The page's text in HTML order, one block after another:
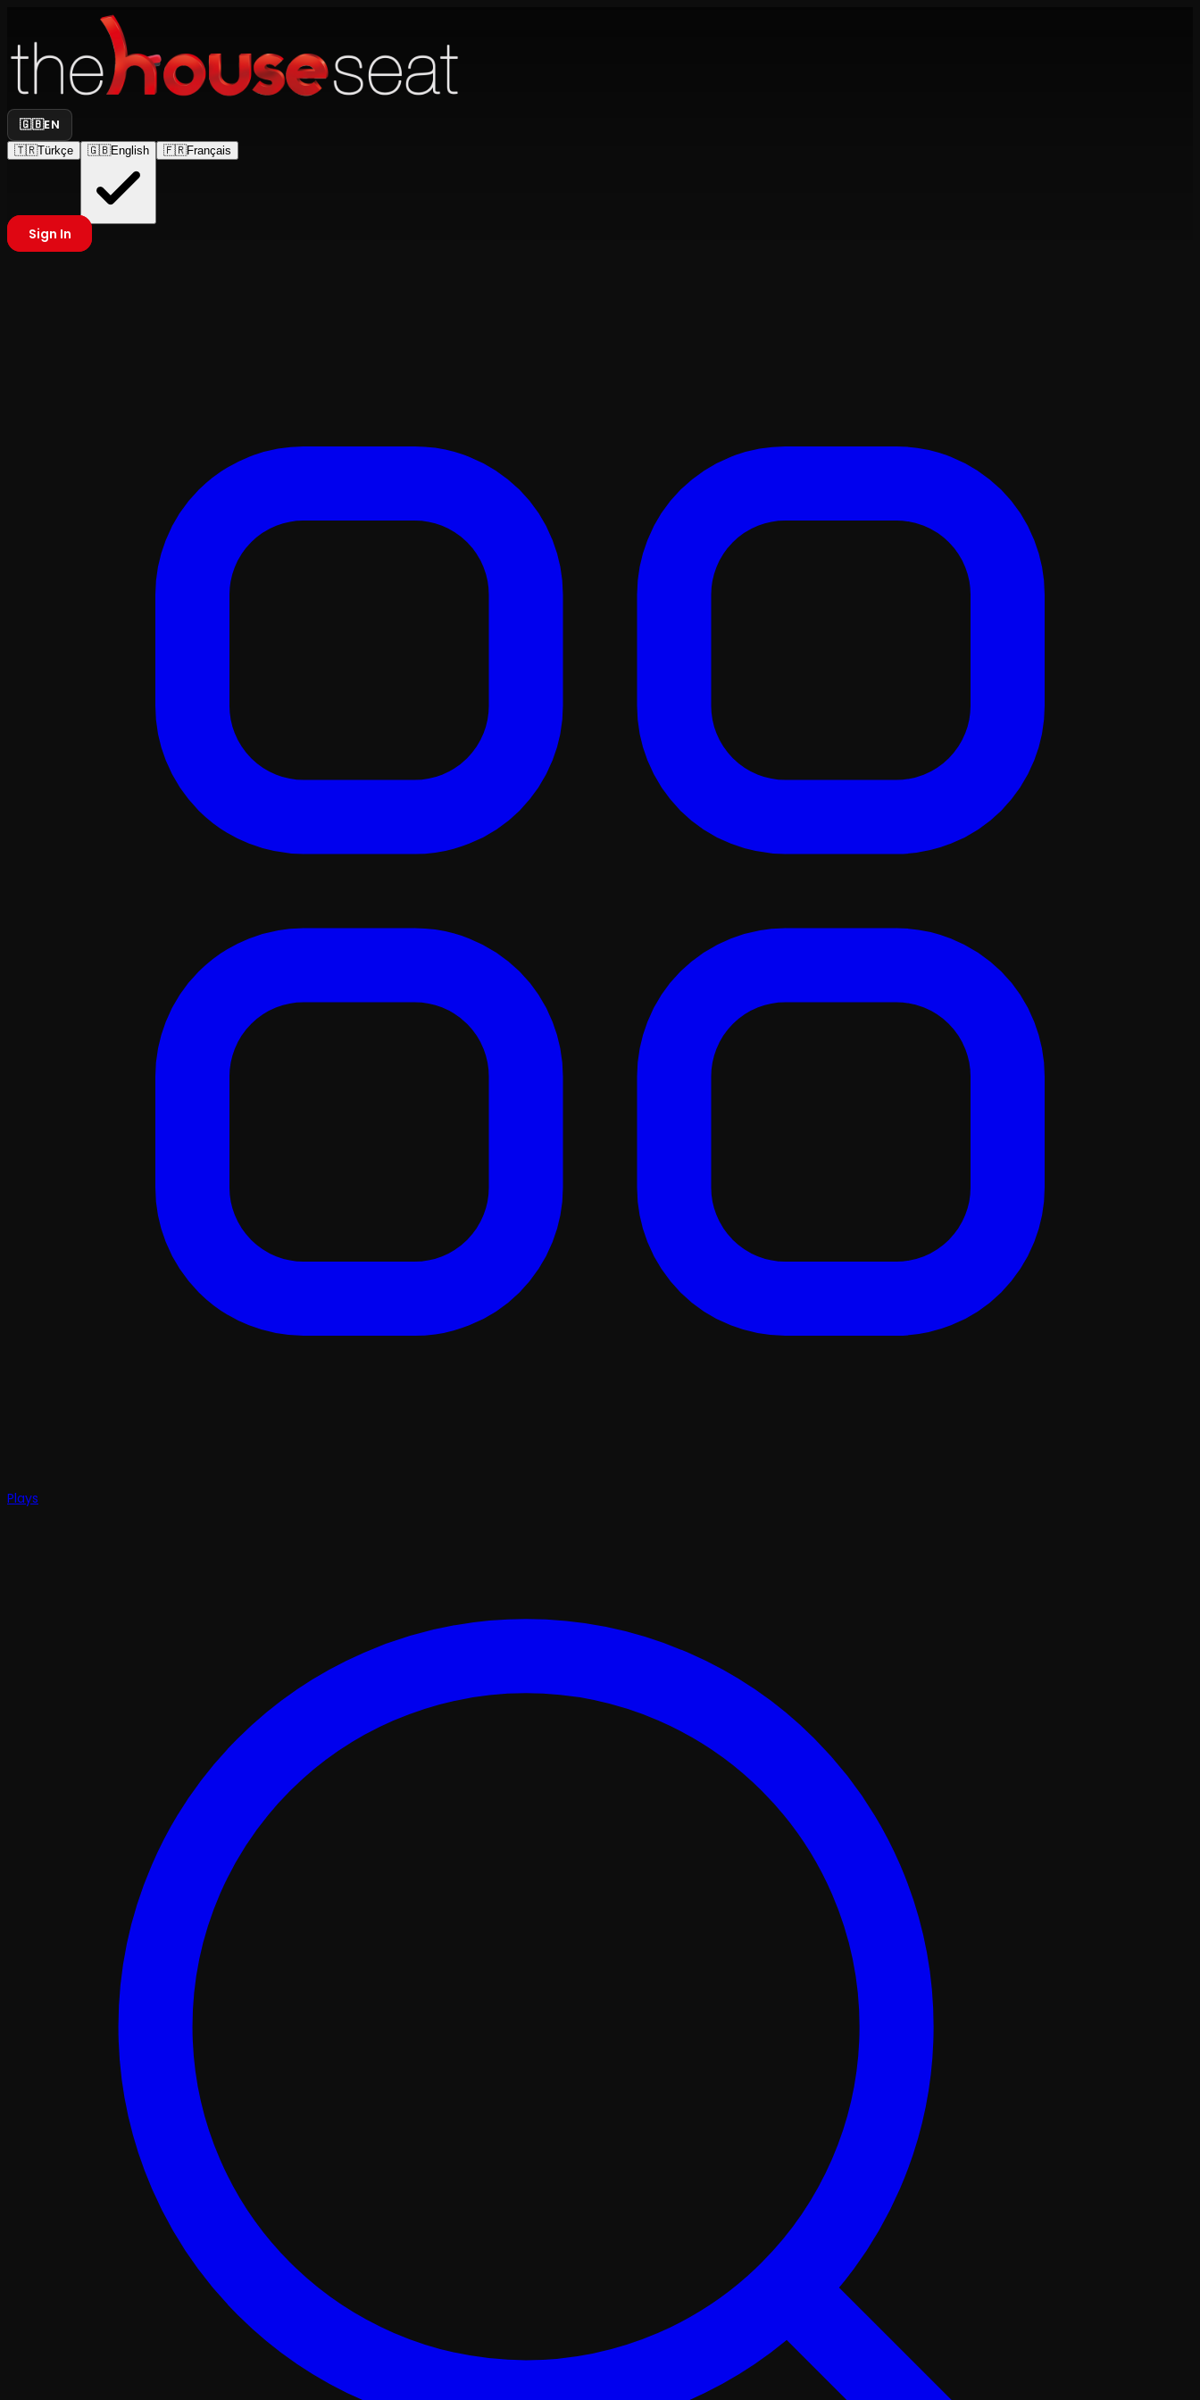
🇬🇧EN
🇹🇷Türkçe 🇬🇧English 🇫🇷Français
Sign In
Plays